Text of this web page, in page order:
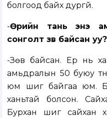
болгоод байх дургүй.
-Өөрийн тань энэ
сонголт зөв байсан уу?
-Зөв байсан. Ер нь
амьдралын 50 буюу
юм шиг байгаа юм.
ханьтай болсон.
Бурхан шиг сайхан